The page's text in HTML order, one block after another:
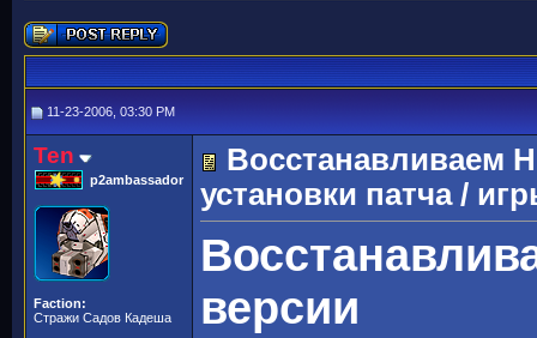
11-23-2006, 03:30 PM
Ten
p2ambassador
Faction:
Стражи Садов Кадеша
Восстанавливаем
установки патча /
версии